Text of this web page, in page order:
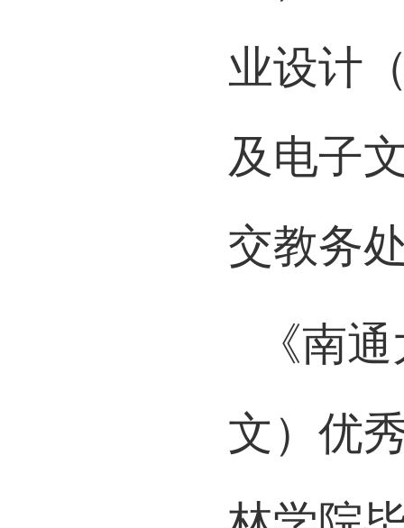
文）评
业设计
及电子
交教务
《南
文）优